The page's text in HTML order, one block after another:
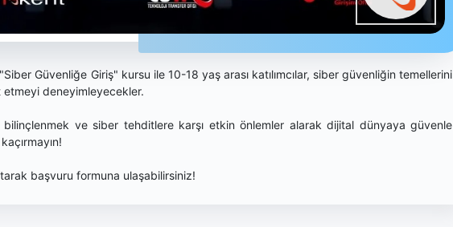
Güvenliğe Giriş" kursu ile 10-18 yaş arası katılımcılar, siber güvenliğin temellerini
deneyimleyecekler.
bilinçlenmek ve siber tehditlere karşı etkin önlemler alarak dijital dünyaya güvenle
başvuru formuna ulaşabilirsiniz!